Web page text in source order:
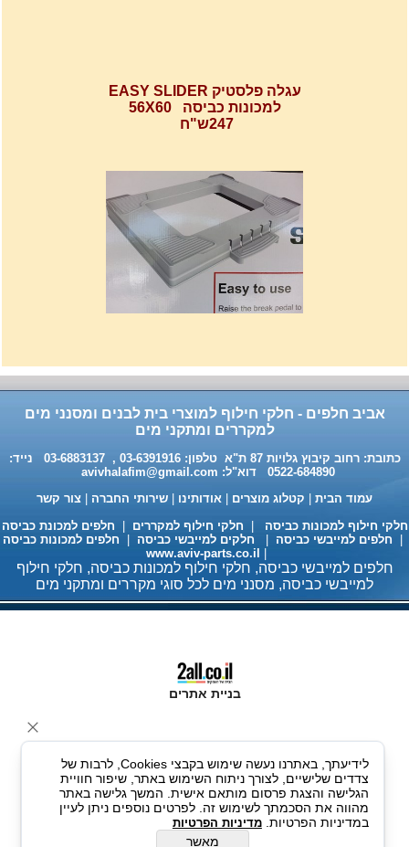
למכונות כביסה 56X60
247ש"ח
32נפתח עד 56ס"מ.
חומר ניקוי גרמני למכונות כביסה
ומדיחי כלים 35שח, מקט H333
מעבה למייבשי כביסה 98 ש"ח
אביב חלפים - חלקי חילוף למוצרי בית לבנים ומסנני מים
למקררים ומתקני מים
כתובת: רחוב קיבוץ גלויות 87 ת"א טלפון: 03-6391916 , 03-6883137 נייד:
0522-684890 דוא"ל:
avivhalafim@gmail.com
עמוד הבית
קטלוג מוצרים אודותינו שירותי החברה
צור קשר
חילוף למכונות כביסה
חלקי חילוף למקררים
חלפים למכונת כביסה
חלפים למייבשי כביסה חלקים למייבשי כביסה
חלפים למכונות כביסה
www.aviv-parts.co.il
חלפים למייבשי כביסה, חלקי חילוף למכונות כביסה, חלקי חילוף
למייבשי כביסה, מסנני מים לכל סוגי מקררים ומתקני מים
בניית אתרים
לידיעתך, באתרנו נעשה שימוש בקבצי Cookies, לרבות של
צדדים שלישיים, לצורך ניתוח השימוש באתר, שיפור חוויית
הגלישה והצגת פרסום מותאם אישית. המשך גלישה באתר
מהווה את הסכמתך לשימוש זה. לפרטים נוספים ניתן לעיין
במדיניות הפרטיות. מדיניות הפרטיות
מאשר